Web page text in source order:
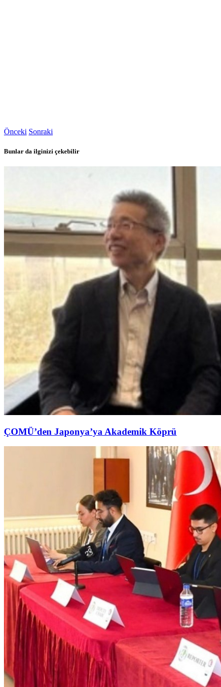
Önceki Sonraki
Bunlar da ilginizi çekebilir
ÇOMÜ’den Japonya’ya Akademik Köprü